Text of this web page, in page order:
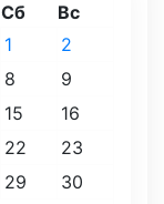
Сб Вс
1
2
8
9
15
16
22
23
29
30